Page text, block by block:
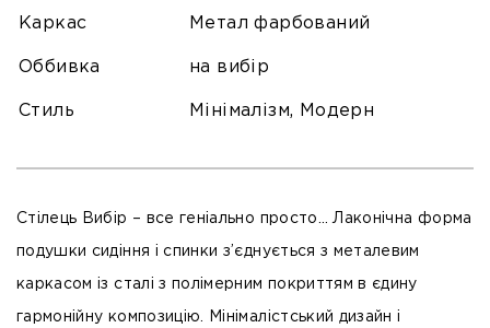
Каркас Метал фарбований
Оббивка на вибір
Стиль Мінімалізм, Модерн
Стілець Вибір – все геніально просто… Лаконічна форма
подушки сидіння і спинки з’єднується з металевим
каркасом із сталі з полімерним покриттям в єдину
гармонійну композицію. Мінімалістський дизайн і